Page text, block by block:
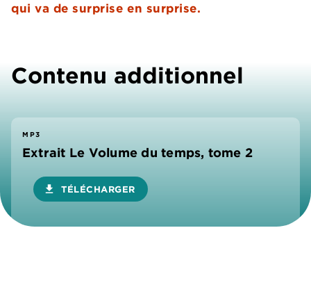
qui va de surprise en surprise.
Contenu additionnel
MP3
Extrait Le Volume du temps, tome 2
download TÉLÉCHARGER